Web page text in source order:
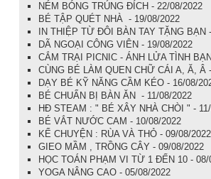
NÉM BÓNG TRÚNG ĐÍCH - 22/08/2022
BÉ TẬP QUÉT NHÀ - 19/08/2022
IN THIỆP TỪ ĐÔI BÀN TAY TẶNG BẠN
DÃ NGOẠI CÔNG VIÊN - 19/08/2022
CẮM TRẠI PICNIC - ÁNH LỬA TÌNH
CÙNG BÉ LÀM QUEN CHỮ CÁI A, Ă, Â
DẠY BÉ KỸ NĂNG CẦM KÉO - 16/08/
BÉ CHUẨN BỊ BÀN ĂN - 11/08/2022
HĐ STEAM : " BÉ XÂY NHÀ CHÒI " -
BÉ VẮT NƯỚC CAM - 10/08/2022
KỂ CHUYỆN : RÙA VÀ THỎ - 09/08/2022
GIEO MẦM , TRỒNG CÂY - 09/08/2022
HỌC TOÁN PHẠM VI TỪ 1 ĐẾN 10 - 08/
YOGA NÂNG CAO - 05/08/2022